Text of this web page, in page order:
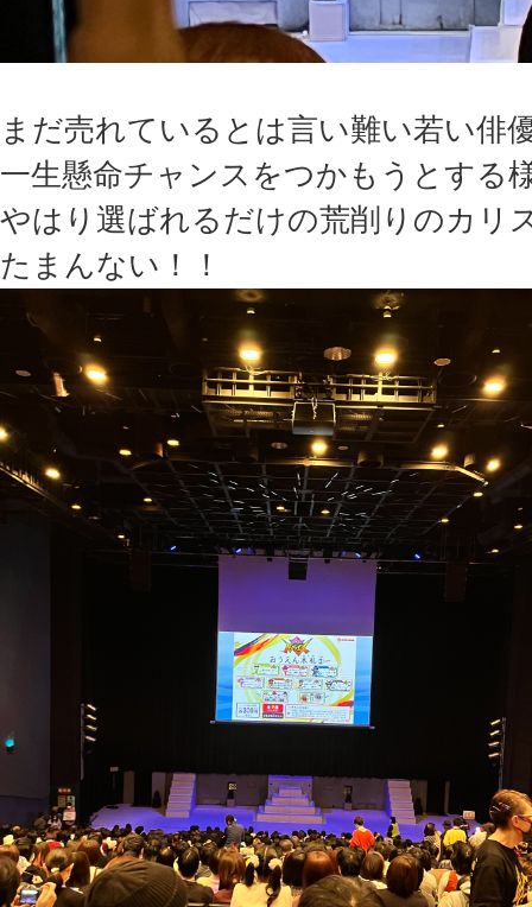
まだ売れているとは言い難い若い俳
一生懸命チャンスをつかもうとする
やはり選ばれるだけの荒削りのカリ
たまんない！！